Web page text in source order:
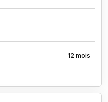
12 mois